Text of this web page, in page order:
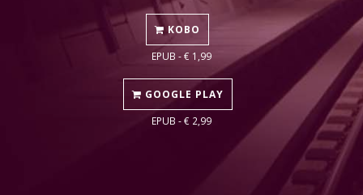
KOBO
EPUB - € 1,99
GOOGLE PLAY
EPUB - € 2,99